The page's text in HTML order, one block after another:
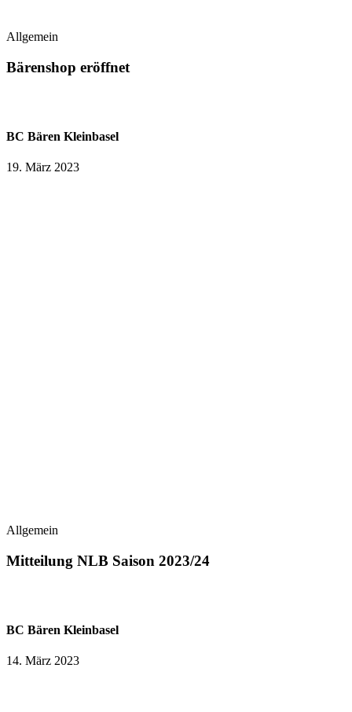
Allgemein
Bärenshop eröffnet
BC Bären Kleinbasel
19. März 2023
Allgemein
Mitteilung NLB Saison 2023/24
BC Bären Kleinbasel
14. März 2023